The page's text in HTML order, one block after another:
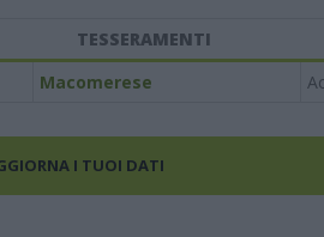
TESSERAMENTI
Macomerese
I TUOI DATI